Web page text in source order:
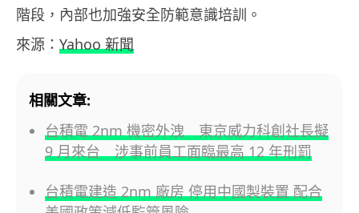
階段，內部也加強安全防範意識培訓。
來源： Yahoo 新聞
相關文章:
台積電 2nm 機密外洩 東京威力科創社長擬
9 月來台 涉事前員工面臨最高 12 年刑罰
台積電建造 2nm 廠房 停用中國製裝置 配合